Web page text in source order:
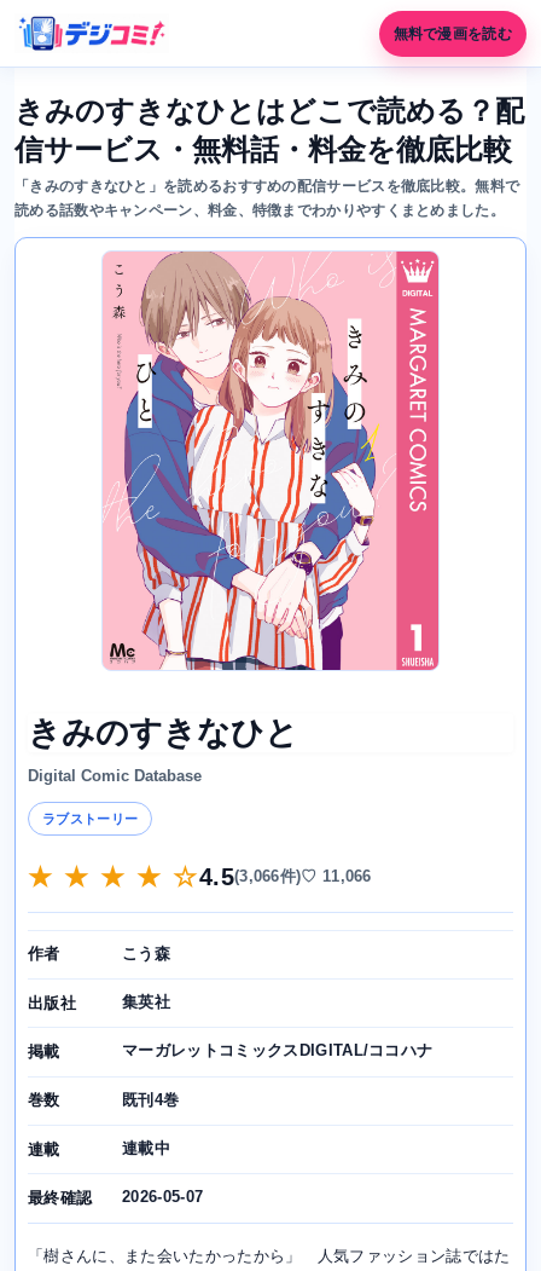
無料で漫画を読む
きみのすきなひとはどこで読める？配
信サービス・無料話・料金を徹底比較
「きみのすきなひと」を読めるおすすめの配信サービスを徹底比較。無料で
読める話数やキャンペーン、料金、特徴までわかりやすくまとめました。
きみのすきなひと
Digital Comic Database
ラブストーリー
★ ★ ★ ★ ☆4.5(3,066件)♡ 11,066
作者 こう森
出版社 集英社
掲載 マーガレットコミックスDIGITAL/ココハナ
巻数 既刊4巻
連載 連載中
最終確認 2026-05-07
「樹さんに、また会いたかったから」 人気ファッション誌ではた